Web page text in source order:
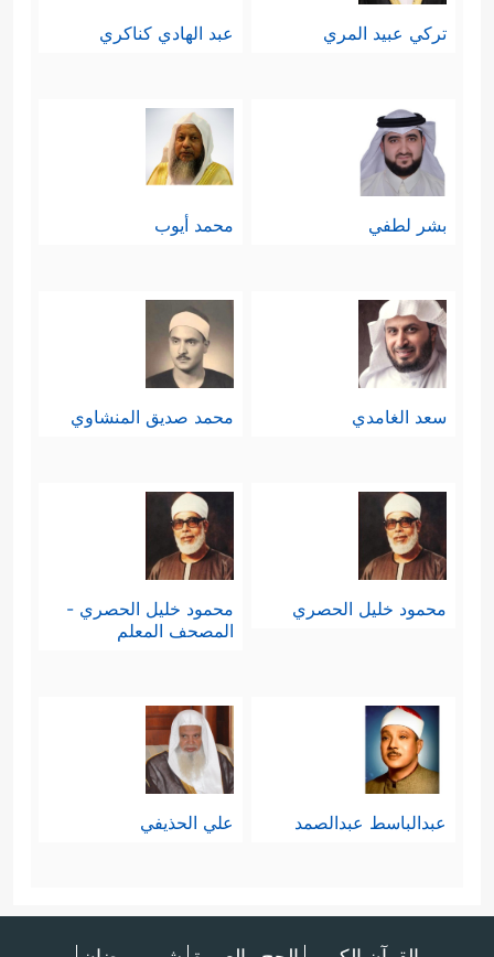
تركي عبيد المري عبد الهادي كناكري
بشر لطفي محمد أيوب
سعد الغامدي محمد صديق المنشاوي
محمود خليل الحصري
محمود خليل الحصري -
المصحف المعلم
عبدالباسط عبدالصمد علي الحذيفي